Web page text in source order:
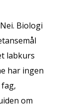
Biologi
labkurs
har ingen
om